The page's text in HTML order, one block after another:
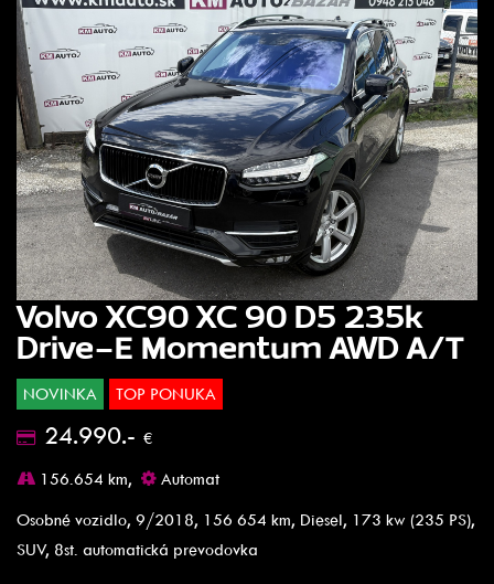
Volvo XC90 XC 90 D5 235k
Drive-E Momentum AWD A/T
NOVINKA TOP PONUKA
24.990.- €
156.654 km,
Automat
Osobné vozidlo, 9/2018, 156 654 km, Diesel, 173 kw (235 PS),
SUV, 8st. automatická prevodovka